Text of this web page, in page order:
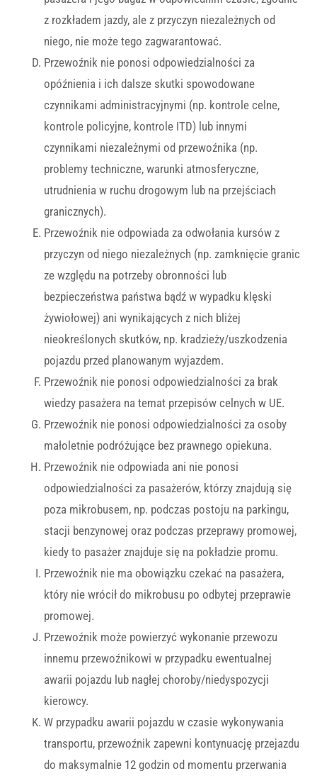
z rozkładem jazdy, ale z przyczyn niezależnych od
niego, nie może tego zagwarantować.
Przewoźnik nie ponosi odpowiedzialności za
opóźnienia i ich dalsze skutki spowodowane
czynnikami administracyjnymi (np. kontrole celne,
kontrole policyjne, kontrole ITD) lub innymi
czynnikami niezależnymi od przewoźnika (np.
problemy techniczne, warunki atmosferyczne,
utrudnienia w ruchu drogowym lub na przejściach
granicznych).
Przewoźnik nie odpowiada za odwołania kursów z
przyczyn od niego niezależnych (np. zamknięcie granic
ze względu na potrzeby obronności lub
bezpieczeństwa państwa bądź w wypadku klęski
żywiołowej) ani wynikających z nich bliżej
nieokreślonych skutków, np. kradzieży/uszkodzenia
pojazdu przed planowanym wyjazdem.
Przewoźnik nie ponosi odpowiedzialności za brak
wiedzy pasażera na temat przepisów celnych w UE.
Przewoźnik nie ponosi odpowiedzialności za osoby
małoletnie podróżujące bez prawnego opiekuna.
Przewoźnik nie odpowiada ani nie ponosi
odpowiedzialności za pasażerów, którzy znajdują się
poza mikrobusem, np. podczas postoju na parkingu,
stacji benzynowej oraz podczas przeprawy promowej,
kiedy to pasażer znajduje się na pokładzie promu.
Przewoźnik nie ma obowiązku czekać na pasażera,
który nie wrócił do mikrobusu po odbytej przeprawie
promowej.
Przewoźnik może powierzyć wykonanie przewozu
innemu przewoźnikowi w przypadku ewentualnej
awarii pojazdu lub nagłej choroby/niedyspozycji
kierowcy.
W przypadku awarii pojazdu w czasie wykonywania
transportu, przewoźnik zapewni kontynuację przejazdu
do maksymalnie 12 godzin od momentu przerwania